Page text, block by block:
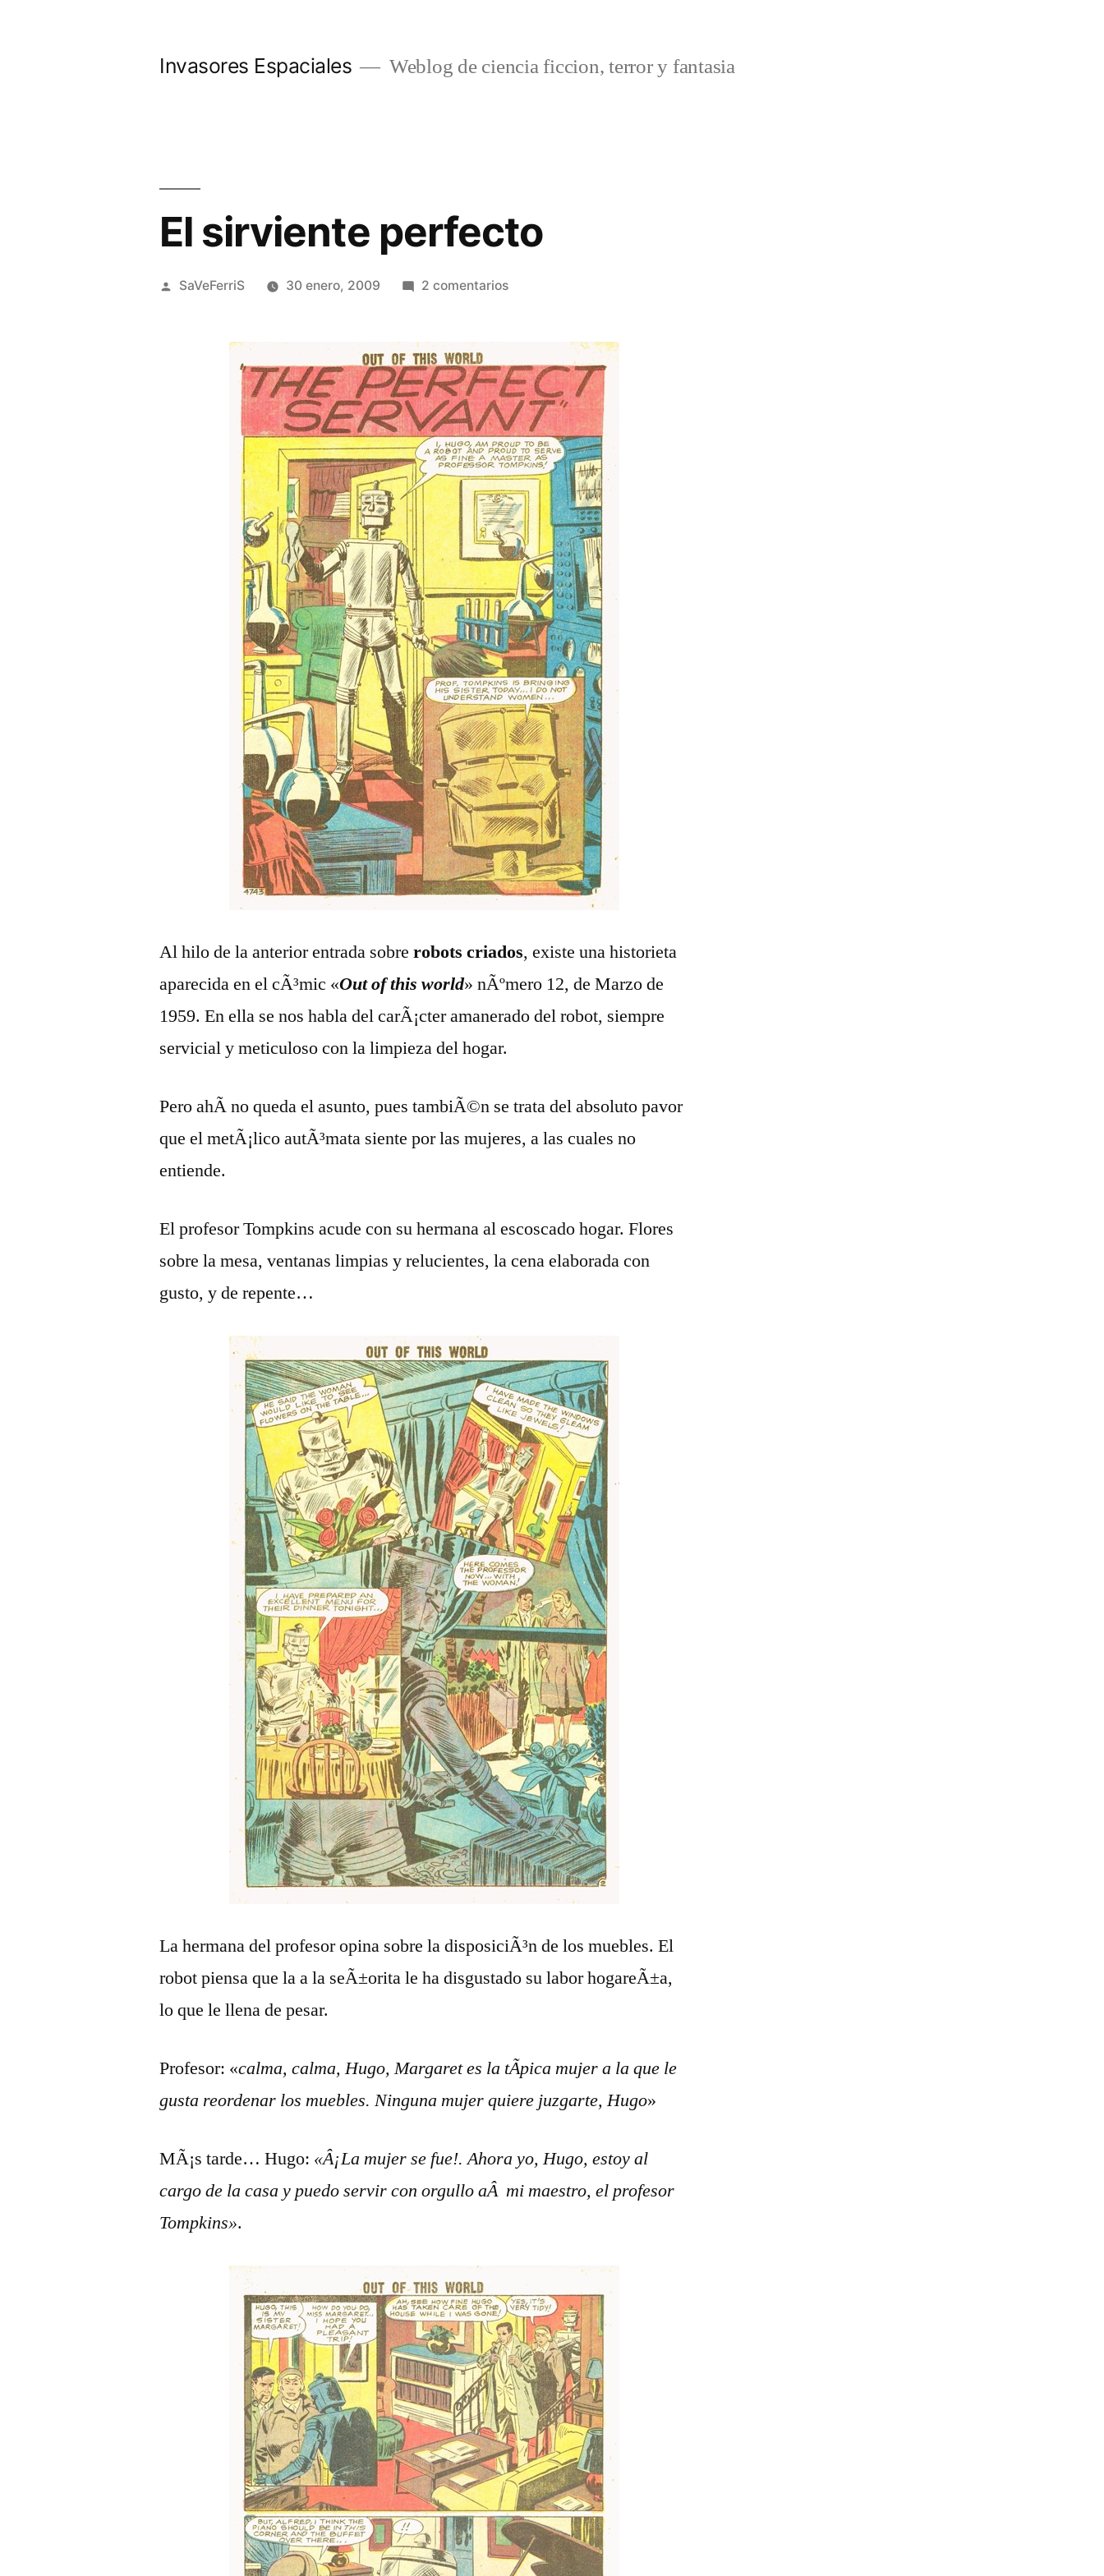
Invasores Espaciales Weblog de ciencia ficcion, terror y fantasia
El sirviente perfecto
Publicado
SaVeFerriS 30 enero, 2009 2 comentariosen
Al hilo de la anterior entrada sobre robots criados, existe una historieta
aparecida en el cÃ³mic «Out of this world» nÃºmero 12, de Marzo de
1959. En ella se nos habla del carÃ¡cter amanerado del robot, siempre
servicial y meticuloso con la limpieza del hogar.
Pero ahÃ­ no queda el asunto, pues tambiÃ©n se trata del absoluto pavor
que el metÃ¡lico autÃ³mata siente por las mujeres, a las cuales no
entiende.
El profesor Tompkins acude con su hermana al escoscado hogar. Flores
sobre la mesa, ventanas limpias y relucientes, la cena elaborada con
gusto, y de repente…
La hermana del profesor opina sobre la disposiciÃ³n de los muebles. El
robot piensa que la a la seÃ±orita le ha disgustado su labor hogareÃ±a,
lo que le llena de pesar.
Profesor: «calma, calma, Hugo, Margaret es la tÃ­pica mujer a la que le
gusta reordenar los muebles. Ninguna mujer quiere juzgarte, Hugo»
MÃ¡s tarde… Hugo: «Â¡La mujer se fue!. Ahora yo, Hugo, estoy al
cargo de la casa y puedo servir con orgullo aÂ mi maestro, el profesor
Tompkins».